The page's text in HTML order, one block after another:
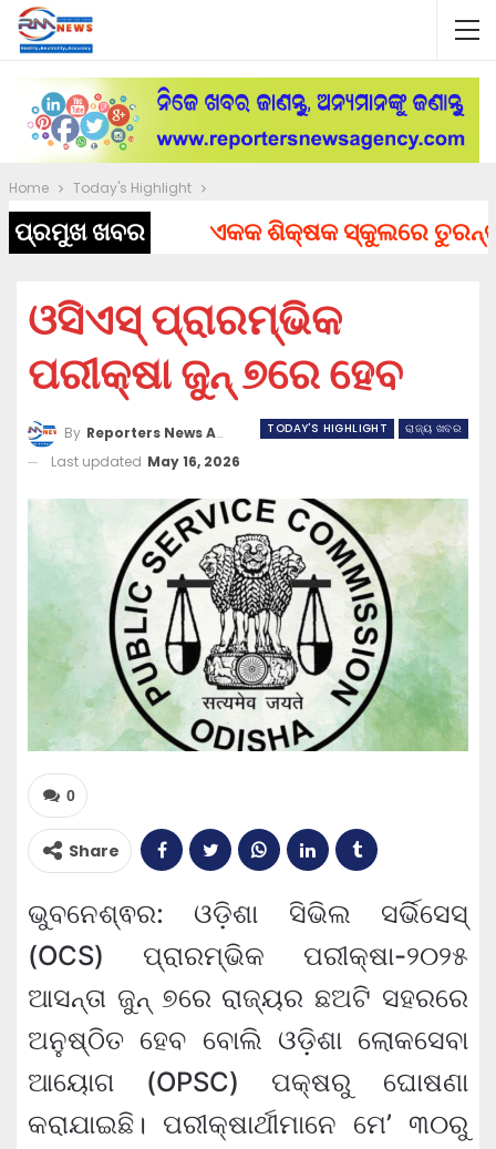
Home Today's Highlight
ପ୍ରମୁଖ ଖବର ଏକକ ଶିକ୍ଷକ ସ୍କୁଲରେ ତୁରନ୍ତ
ଓସିଏସ୍ ପ୍ରାରମ୍ଭିକ
ପରୀକ୍ଷା ଜୁନ୍ ୭ରେ ହେବ
TODAY'S HIGHLIGHT ରାଜ୍ୟ ଖବର
By Reporters News Agency
Last updated May 16, 2026
0
Share
ଭୁବନେଶ୍ଵର: ଓଡ଼ିଶା ସିଭିଲ ସର୍ଭିସେସ୍
(OCS) ପ୍ରାରମ୍ଭିକ ପରୀକ୍ଷା-୨୦୨୫
ଆସନ୍ତା ଜୁନ୍ ୭ରେ ରାଜ୍ୟର ଛଅଟି ସହରରେ
ଅନୁଷ୍ଠିତ ହେବ ବୋଲି ଓଡ଼ିଶା ଲୋକସେବା
ଆୟୋଗ (OPSC) ପକ୍ଷରୁ ଘୋଷଣା
କରାଯାଇଛି। ପରୀକ୍ଷାର୍ଥୀମାନେ ମେ’ ୩୦ରୁ